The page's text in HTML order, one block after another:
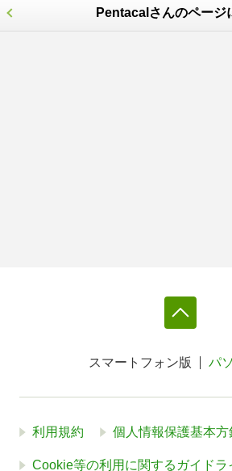
Pentacalさんのページ
スマートフォン版 パ
利用規約 個人情報保護基本方
Cookie等の利用に関するガイドラ